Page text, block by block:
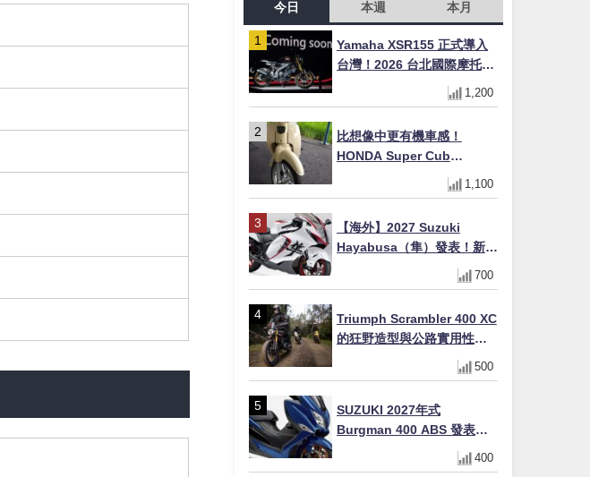
今日 本週 本月
Yamaha XSR155 正式導入
台灣！2026 台北國際摩托車
展亮相，70 週年紀念版
YZF-R 系列限量追加販售
1,200
比想像中更有機車感！
HONDA Super Cub
110【Webike愛車精選】
1,100
【海外】2027 Suzuki
Hayabusa（隼）發表！新增
Special Edition 特仕版，全
新珍珠白塗裝與專屬配備登
700
Triumph Scrambler 400 XC
的狂野造型與公路實用性的
500
SUZUKI 2027年式
Burgman 400 ABS 發表！
8/18日本上市、支援E10汽油
售價98萬100日圓
400